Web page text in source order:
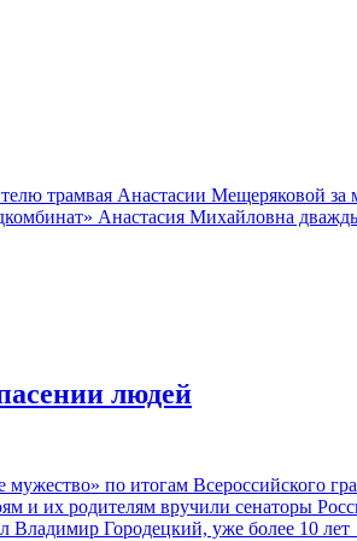
трамвая Анастасии Мещеряковой за
Анастасия Михайловна
людей
по итогам Всероссийского
и их родителям вручили сенаторы
Владимир Городецкий, уже более 10 лет